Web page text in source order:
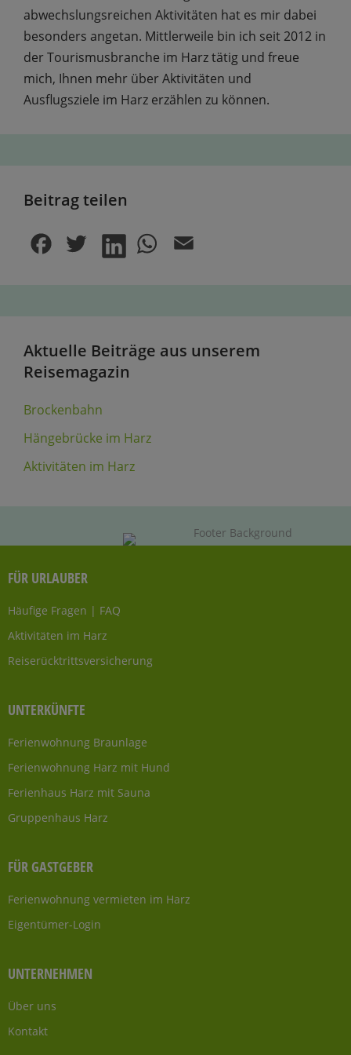
abwechs­lungs­reichen Aktivitäten hat es mir dabei
besonders angetan. Mittler­weile bin ich seit 2012 in
der Tourismus­branche im Harz tätig und freue
mich, Ihnen mehr über Aktivitäten und
Ausflugsziele im Harz erzählen zu können.
Beitrag teilen
Aktuelle Beiträge aus unserem
Reisemagazin
Brockenbahn
Hängebrücke im Harz
Aktivitäten im Harz
FÜR URLAUBER
Häufige Fragen | FAQ
Aktivitäten im Harz
Reiserücktrittsversicherung
UNTERKÜNFTE
Ferienwohnung Braunlage
Ferienwohnung Harz mit Hund
Ferienhaus Harz mit Sauna
Gruppenhaus Harz
FÜR GASTGEBER
Ferienwohnung vermieten im Harz
Eigentümer-Login
UNTERNEHMEN
Über uns
Kontakt